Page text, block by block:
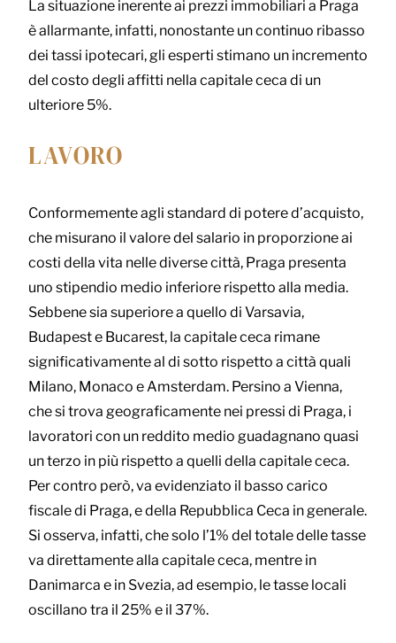
La situazione inerente ai prezzi immobiliari a Praga
è allarmante, infatti, nonostante un continuo ribasso
dei tassi ipotecari, gli esperti stimano un incremento
del costo degli affitti nella capitale ceca di un
ulteriore 5%.
LAVORO
Conformemente agli standard di potere d’acquisto,
che misurano il valore del salario in proporzione ai
costi della vita nelle diverse città, Praga presenta
uno stipendio medio inferiore rispetto alla media.
Sebbene sia superiore a quello di Varsavia,
Budapest e Bucarest, la capitale ceca rimane
significativamente al di sotto rispetto a città quali
Milano, Monaco e Amsterdam. Persino a Vienna,
che si trova geograficamente nei pressi di Praga, i
lavoratori con un reddito medio guadagnano quasi
un terzo in più rispetto a quelli della capitale ceca.
Per contro però, va evidenziato il basso carico
fiscale di Praga, e della Repubblica Ceca in generale.
Si osserva, infatti, che solo l’1% del totale delle tasse
va direttamente alla capitale ceca, mentre in
Danimarca e in Svezia, ad esempio, le tasse locali
oscillano tra il 25% e il 37%.